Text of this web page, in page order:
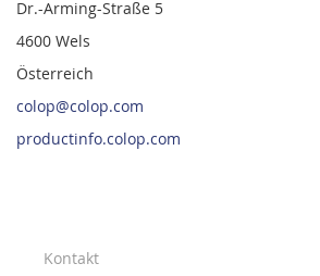
Dr.-Arming-Straße 5
4600 Wels
Österreich
colop@colop.com
productinfo.colop.com
Kontakt